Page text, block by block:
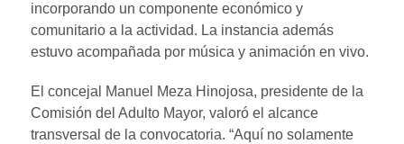
incorporando un componente económico y
comunitario a la actividad. La instancia además
estuvo acompañada por música y animación en vivo.
El concejal Manuel Meza Hinojosa, presidente de la
Comisión del Adulto Mayor, valoró el alcance
transversal de la convocatoria. “Aquí no solamente